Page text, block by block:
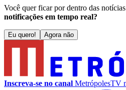
Você quer ficar por dentro das
notificações em tempo real?
Eu quero! Agora não
Inscreva-se no canal MetrópolesTV